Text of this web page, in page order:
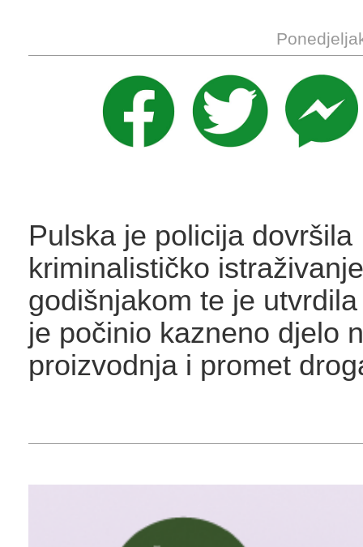
Pulska je policija dovršila
kriminalističko
godišnjakom te je
je počinio kazneno djelo
proizvodnja i promet